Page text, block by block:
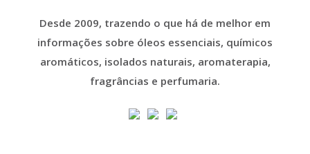
Desde 2009, trazendo o que há de melhor em
informações sobre óleos essenciais, químicos
aromáticos, isolados naturais, aromaterapia,
fragrâncias e perfumaria.